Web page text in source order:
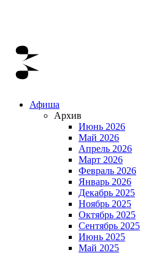
Афиша
Архив
Июнь 2026
Май 2026
Апрель 2026
Март 2026
Февраль 2026
Январь 2026
Декабрь 2025
Ноябрь 2025
Октябрь 2025
Сентябрь 2025
Июнь 2025
Май 2025